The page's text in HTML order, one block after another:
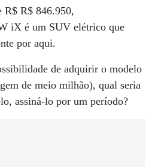
R$ R$ 846.950,
iX é um SUV elétrico que
por aqui.
de adquirir o modelo
de meio milhão), qual seria
assiná-lo por um período?